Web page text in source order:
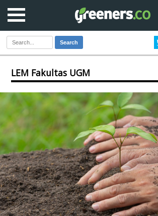
Search
LEM Fakultas UGM